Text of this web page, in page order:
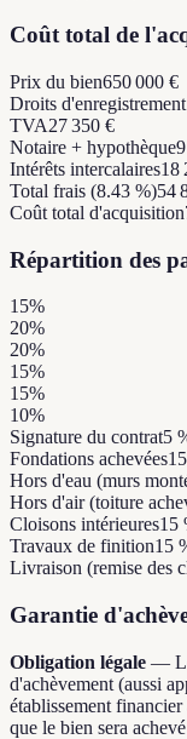
Coût total de
Prix du bien650 000 €
Droits
TVA27 350 €
Notaire + hypothèque
Intérêts intercalaires18
Total frais (8.43 %)54
Coût total d'acquisition
Répartition des
15%
20%
20%
15%
15%
10%
Signature du contrat5
Fondations achevées15
Hors d'eau (murs
Hors d'air (toiture
Cloisons intérieures15
Travaux de finition15
Livraison (remise des
Garantie
Obligation légale —
d'achèvement (aussi
établissement
que le bien sera